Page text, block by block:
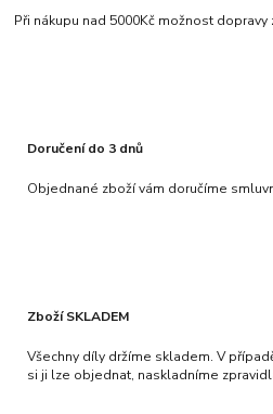
Při nákupu nad 5000Kč možnost dopravy
Doručení do 3 dnů
Objednané zboží vám doručíme
Zboží SKLADEM
Všechny díly držíme skladem. V
si ji lze objednat, naskladníme